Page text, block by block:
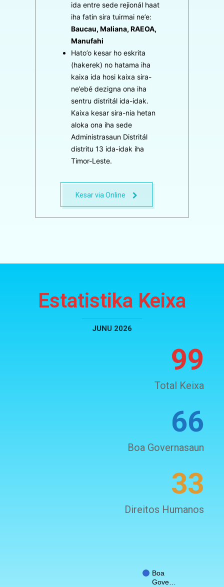
ida entre sede rejionál haat
iha fatin sira tuirmai ne’e:
Baucau, Maliana, RAEOA,
Manufahi
Hato’o kesar ho eskrita
(hakerek) no hatama iha
kaixa ida hosi kaixa sira-
ne’ebé dezigna ona iha
sentru distritál ida-idak.
Kaixa kesar sira-nia hetan
aloka ona iha sede
Administrasaun Distritál
distritu 13 ida-idak iha
Timor-Leste.
Kesar via Online
Estatistika Keixa
JUNU 2026
99
Total Keixa
66
Boa Governasaun
33
Direitos Humanos
Boa
Gove…